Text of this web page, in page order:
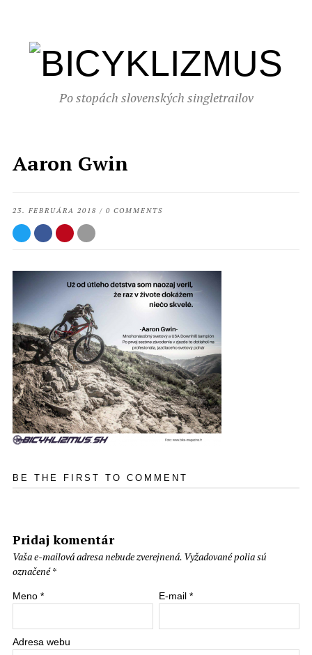
Po stopách slovenských singletrailov
Aaron Gwin
23. FEBRUÁRA 2018 / 0 COMMENTS
BE THE FIRST TO COMMENT
Pridaj komentár
Vaša e-mailová adresa nebude zverejnená. Vyžadované polia sú
označené*
Meno * E-mail*
Adresa webu